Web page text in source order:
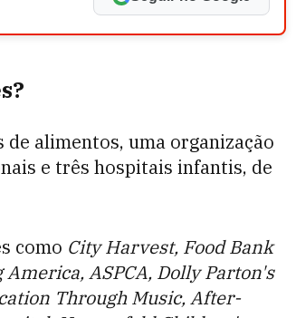
alimentos, uma organização
e três hospitais infantis, de
como City Harvest, Food Bank
ASPCA, Dolly Parton's
Through Music, After-